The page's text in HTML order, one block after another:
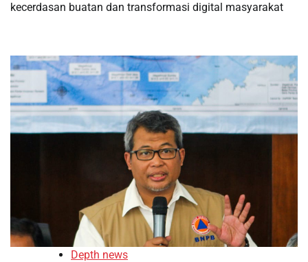
kecerdasan buatan dan transformasi digital masyarakat
Depth news